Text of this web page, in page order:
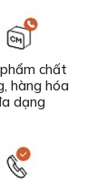
chất
hàng hóa
dạng